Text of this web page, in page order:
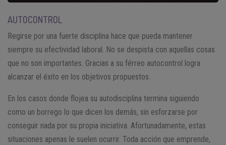
AUTOCONTROL
Regirse por una fuerte disciplina hace que pueda mantener
siempre su efectividad laboral. No se despista con aquellas cosas
que no son importantes. Gracias a su férreo autocontrol logra
alcanzar el éxito en los objetivos propuestos.
En los casos donde flojea su autodisciplina termina siguiendo
como un borrego lo que dicen los demás, sin esforzarse por
conseguir nada por su propia iniciativa. Afortunadamente, estas
situaciones apenas le suelen ocurrir. Toda acción que emprende,